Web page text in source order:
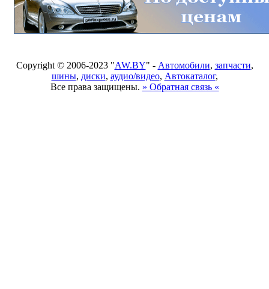
Copyright © 2006-2023 "AW.BY" - Автомобили, запчасти,
шины, диски, аудио/видео, Автокаталог,
Все права защищены. » Обратная связь «